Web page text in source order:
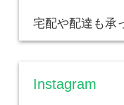
宅配や配達も承
Instagram